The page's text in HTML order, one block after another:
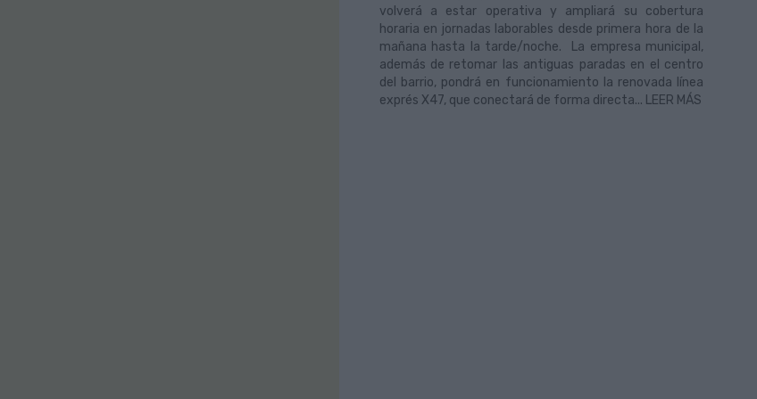
volverá a estar operativa y ampliará su cobertura
horaria en jornadas laborables desde primera hora de la
mañana hasta la tarde/noche. La empresa municipal,
además de retomar las antiguas paradas en el centro
del barrio, pondrá en funcionamiento la renovada línea
exprés X47, que conectará de forma directa... LEER MÁS